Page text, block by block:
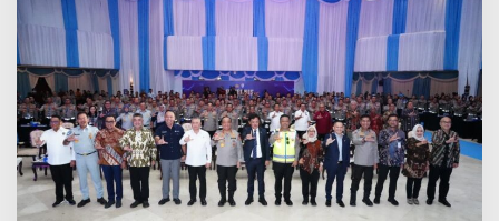
h
r
g
a
a
n
k
e
p